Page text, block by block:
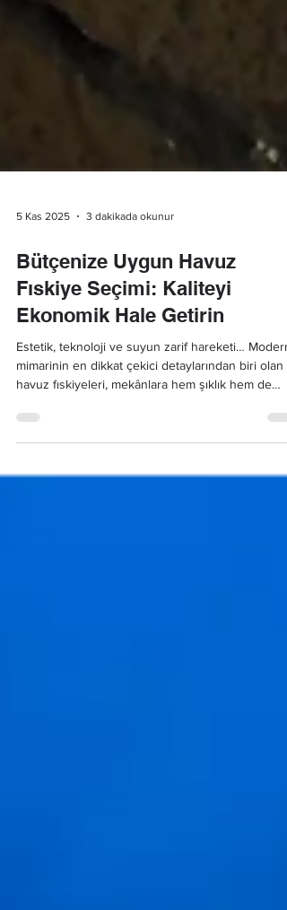
Bütçenize Uygun Havuz
Fıskiye Seçimi: Kaliteyi
Ekonomik Hale Getirin
Estetik, teknoloji ve suyun zarif hareketi… Modern
mimarinin en dikkat çekici detaylarından biri olan
sahip değildir. Bu nedenle, doğru planlama